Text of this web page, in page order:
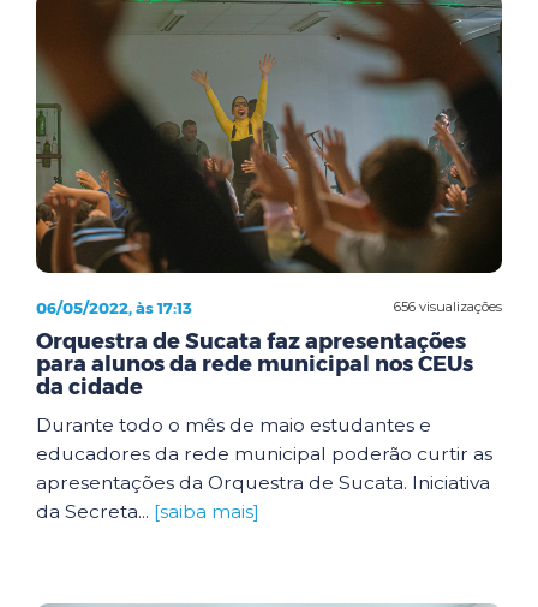
656 visualizações
06/05/2022, às 17:13
Orquestra de Sucata faz apresentações
para alunos da rede municipal nos CEUs
da cidade
Durante todo o mês de maio estudantes e
educadores da rede municipal poderão curtir as
apresentações da Orquestra de Sucata. Iniciativa
da Secreta... [saiba mais]